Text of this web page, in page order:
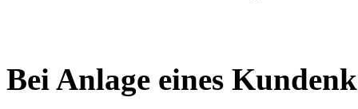
Bei Anlage eines